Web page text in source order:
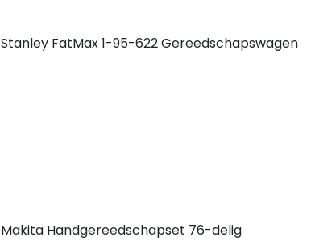
Stanley FatMax 1-95-622 Gereedschapswagen
Makita Handgereedschapset 76-delig